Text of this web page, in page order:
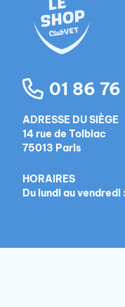
01 86
ADRESSE DU SIÈGE
14 rue de Tolbiac
75013 Paris
HORAIRES
Du lundi au